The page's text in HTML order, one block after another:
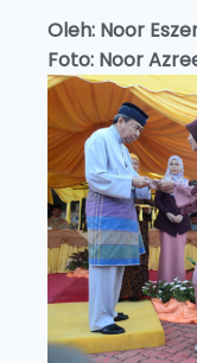
Oleh: Noor
Foto: Noor